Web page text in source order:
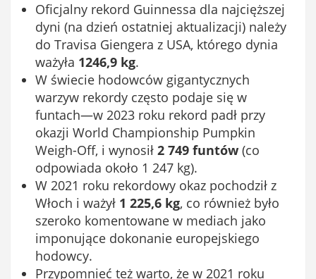
Oficjalny rekord Guinnessa dla najcięższej
dyni (na dzień ostatniej aktualizacji) należy
do Travisa Giengera z USA, którego dynia
ważyła 1246,9 kg.
W świecie hodowców gigantycznych
warzyw rekordy często podaje się w
funtach—w 2023 roku rekord padł przy
okazji World Championship Pumpkin
Weigh-Off, i wynosił 2 749 funtów (co
odpowiada około 1 247 kg).
W 2021 roku rekordowy okaz pochodził z
Włoch i ważył 1 225,6 kg, co również było
szeroko komentowane w mediach jako
imponujące dokona­nie europejskiego
hodowcy.
Przypomnieć też warto, że w 2021 roku